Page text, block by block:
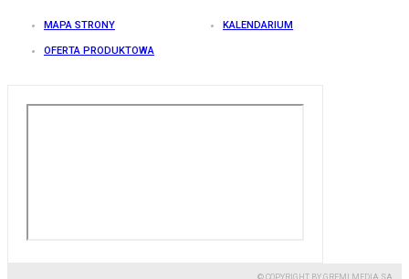
MAPA STRONY KALENDARIUM
OFERTA PRODUKTOWA